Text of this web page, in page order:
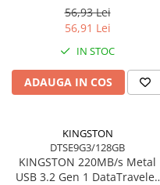
56,93 Lei
56,91 Lei
IN STOC
ADAUGA IN COS
KINGSTON
DTSE9G3/128GB
KINGSTON 220MB/s Metal
USB 3.2 Gen 1 DataTraveler